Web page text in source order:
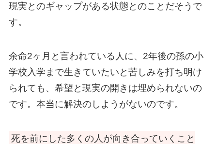
現実とのギャップがある状態とのことだそうで
す。
余命2ヶ月と言われている人に、2年後の孫の小
学校入学まで生きていたいと苦しみを打ち明け
られても、希望と現実の開きは埋められないの
です。本当に解決のしようがないのです。
死を前にした多くの人が向き合っていくこと